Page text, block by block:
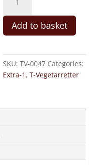
Karahi
Paneer
(M,
C,
quantity
Add to basket
SKU:TV-0047 Categories:
Extra-1 ,T-Vegetarretter